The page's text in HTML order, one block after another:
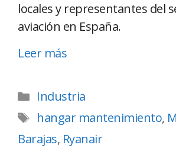
locales y representantes del
aviación en España.
Leer más
Industria
hangar mantenimiento,
Barajas, Ryanair